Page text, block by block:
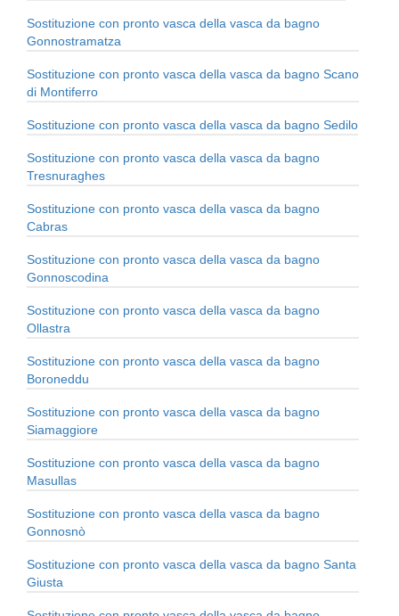
Sostituzione con pronto vasca della vasca da bagno
Gonnostramatza
Sostituzione con pronto vasca della vasca da bagno Scano
di Montiferro
Sostituzione con pronto vasca della vasca da bagno Sedilo
Sostituzione con pronto vasca della vasca da bagno
Tresnuraghes
Sostituzione con pronto vasca della vasca da bagno
Cabras
Sostituzione con pronto vasca della vasca da bagno
Gonnoscodina
Sostituzione con pronto vasca della vasca da bagno
Ollastra
Sostituzione con pronto vasca della vasca da bagno
Boroneddu
Sostituzione con pronto vasca della vasca da bagno
Siamaggiore
Sostituzione con pronto vasca della vasca da bagno
Masullas
Sostituzione con pronto vasca della vasca da bagno
Gonnosnò
Sostituzione con pronto vasca della vasca da bagno Santa
Giusta